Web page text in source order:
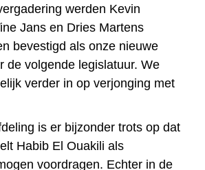
werden Kevin
Jans en Dries Martens
bevestigd als onze nieuwe
de volgende legislatuur. We
verder in op verjonging met
is er bijzonder trots op dat
Habib El Ouakili als
voordragen. Echter in de